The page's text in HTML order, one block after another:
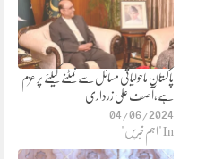
پاکستان ماحولیاتی مسائل سے نمٹنے کیلئے پر عزم
ہے،آصف علی زرداری
04/06/2024
In "اہم خبریں"